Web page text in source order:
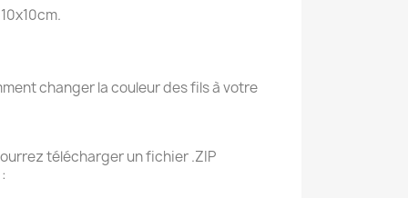
changer la couleur des fils à votre
télécharger un fichier .ZIP